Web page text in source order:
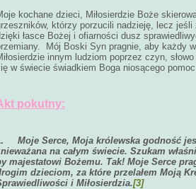
kochane dzieci, Miłosierdzie Boże
którzy porzucili nadzieję, lecz jeśli
łasce Bożej i ofiarności dusz
Mój Boski Syn pragnie, aby każdy
innym ludziom poprzez czyn,
w świecie świadkiem Boga niosącego pomoc
pokutny:
Moje Serce, Moja królewska godność
na całym świecie. Szukam
majestatowi Bożemu. Tak! Moje Serce
dzieciom, za które przelałem Moją
i Miłosierdzia.[3]